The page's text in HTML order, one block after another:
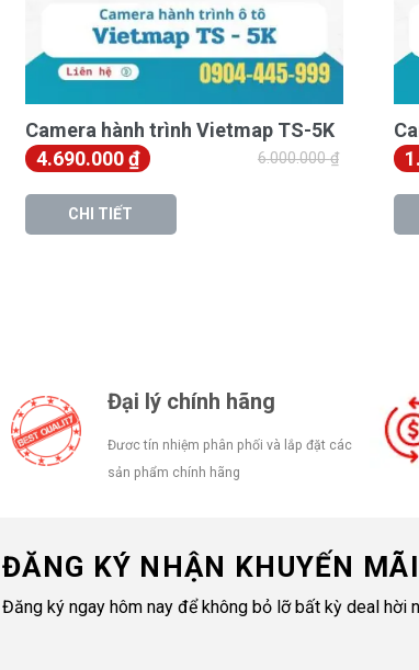
Camera hành trình
CAMERA HÀNH TRÌNH 70MAI A410 mang đến
(2560×1440)cho camera trước
. Chất lượng
thường, đảm bảo các chi tiết quan trọng như
cung cấp bằng chứng đáng tin cậy trong mọi tình
Camera hành trình Vietmap TS-5K
4.690.000₫ 6.000.000₫
CHI TIẾT
Đại lý chính hãng
Đươc tín nhiệm phân phối và lắp đặt các
sản phẩm chính hãng
ĐĂNG KÝ NHẬN KHUYẾN MÃI
Đăng ký ngay hôm nay để không bỏ lỡ bất kỳ deal hời